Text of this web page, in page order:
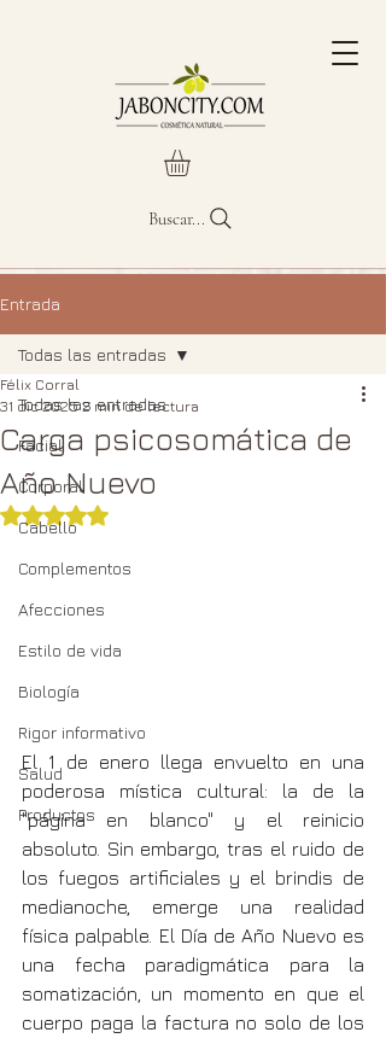
Buscar...
Entrada
Todas las entradas
Facial
Corporal
Cabello
Complementos
Afecciones
Estilo de vida
Biología
Rigor informativo
Salud
Productos
Todas las entradas
Carga psicosomática de
Año Nuevo
Félix Corral
31 dic 2025 2 min de lectura
Obtuvo NaN de 5 estrellas.
El 1 de enero llega envuelto en una
poderosa mística cultural: la de la
"página en blanco" y el reinicio
absoluto. Sin embargo, tras el ruido de
los fuegos artificiales y el brindis de
medianoche, emerge una realidad
física palpable. El Día de Año Nuevo es
una fecha paradigmática para la
somatización, un momento en que el
cuerpo paga la factura no solo de los